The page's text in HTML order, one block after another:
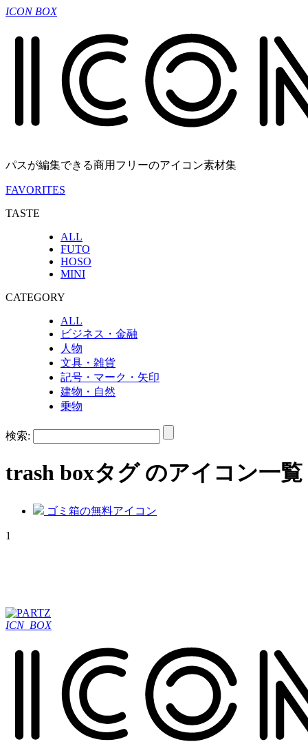
ICON BOX
パスが編集できる商用フリーのアイコン素材集
FAVORITES
TASTE
ALL
FUTO
HOSO
MINI
CATEGORY
ALL
ビジネス・金融
人物
文具・雑貨
記号・マーク・矢印
建物・自然
乗物
検索:
trash boxタグ のアイコン一覧
ゴミ箱の無料アイコン
1
ICN_BOX